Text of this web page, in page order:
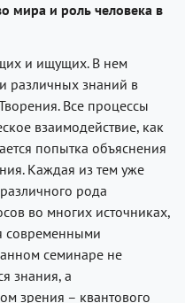
мира и роль человека в
и ищущих. В нем
различных знаний в
Все процессы
взаимодействие, как
попытка объяснения
Каждая из тем уже
рода
во многих источниках,
современными
семинаре не
знания, а
зрения – квантового